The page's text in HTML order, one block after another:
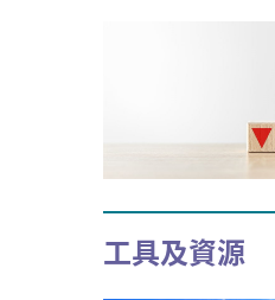
工具及資源